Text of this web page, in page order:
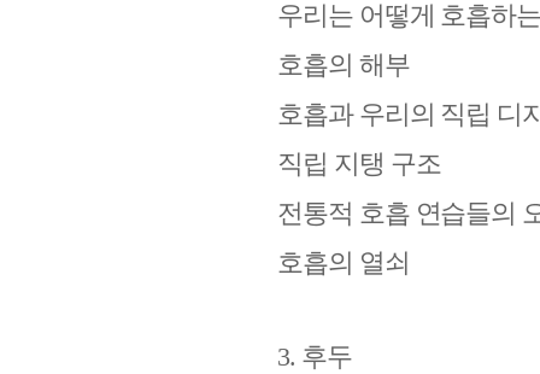
우리는 어떻게 호흡하
호흡의 해부
호흡과 우리의 직립 디
직립 지탱 구조
전통적 호흡 연습들의
호흡의 열쇠
3. 후두